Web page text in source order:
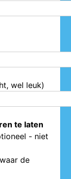
wel leuk)
te laten
- niet
de